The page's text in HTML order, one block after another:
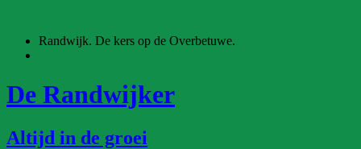
inhoud
Randwijk. De kers op de Overbetuwe.
De Randwijker
Altijd in de groei